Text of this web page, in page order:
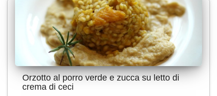
Orzotto al porro verde e zucca su letto di
crema di ceci